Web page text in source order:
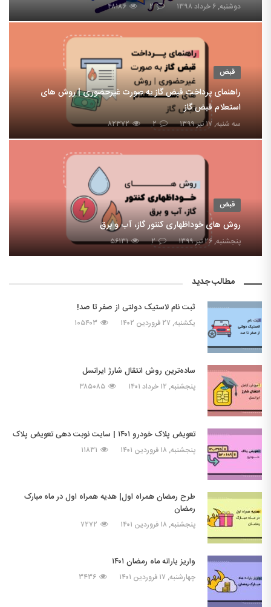
دوشنبه, ۶ خرداد ۱۳۹۸ ۲ ۴۸۱۸۶
قبض
راهنمای پرداخت قبض گاز به صورت غیرحضوری | روش های
استعلام قبض گاز
سه شنبه, ۱۷ تیر ۱۳۹۹ ۲ ۸۲۳۷۲
قبض
روش های خوداظهاری کنتور گاز، آب و برق
پنجشنبه, ۲۶ تیر ۱۳۹۹ ۲ ۵۶۱۳۱
مطالب جدید
ثبت نام لاستیک دولتی از صفر تا صد!
یکشنبه, ۲۷ فروردین ۱۴۰۲ ۱۰۵۴۰۳
ساده‌ترین روش انتقال شارژ ایرانسل
پنجشنبه, ۱۲ خرداد ۱۴۰۱ ۳۸۵۰۸۵
تعویض پلاک خودرو ۱۴۰۱ | سایت نوبت دهی تعویض پلاک
پنجشنبه, ۱۸ فروردین ۱۴۰۱ ۱۱۸۳۱
طرح رمضان همراه اول| هدیه همراه اول در ماه مبارک
رمضان
پنجشنبه, ۱۸ فروردین ۱۴۰۱ ۷۲۷۲
واریز یارانه ماه رمضان ۱۴۰۱
چهارشنبه, ۱۷ فروردین ۱۴۰۱ ۳۴۳۶